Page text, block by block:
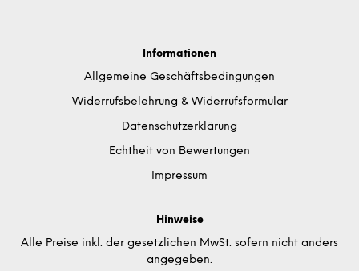
Informationen
Allgemeine Geschäftsbedingungen
Widerrufsbelehrung & Widerrufsformular
Datenschutzerklärung
Echtheit von Bewertungen
Impressum
Hinweise
Alle Preise inkl. der gesetzlichen MwSt. sofern nicht anders
angegeben.